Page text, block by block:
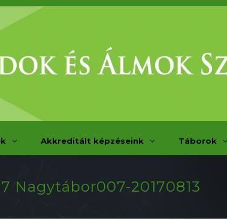
Akkreditált képzéseink Táborok
Nagytábor007-20170813